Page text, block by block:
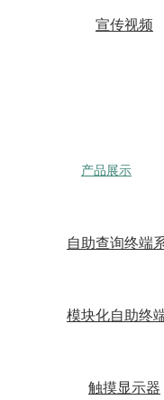
宣传视频
产品展示
自助查询终端
模块化自助终
触摸显示器